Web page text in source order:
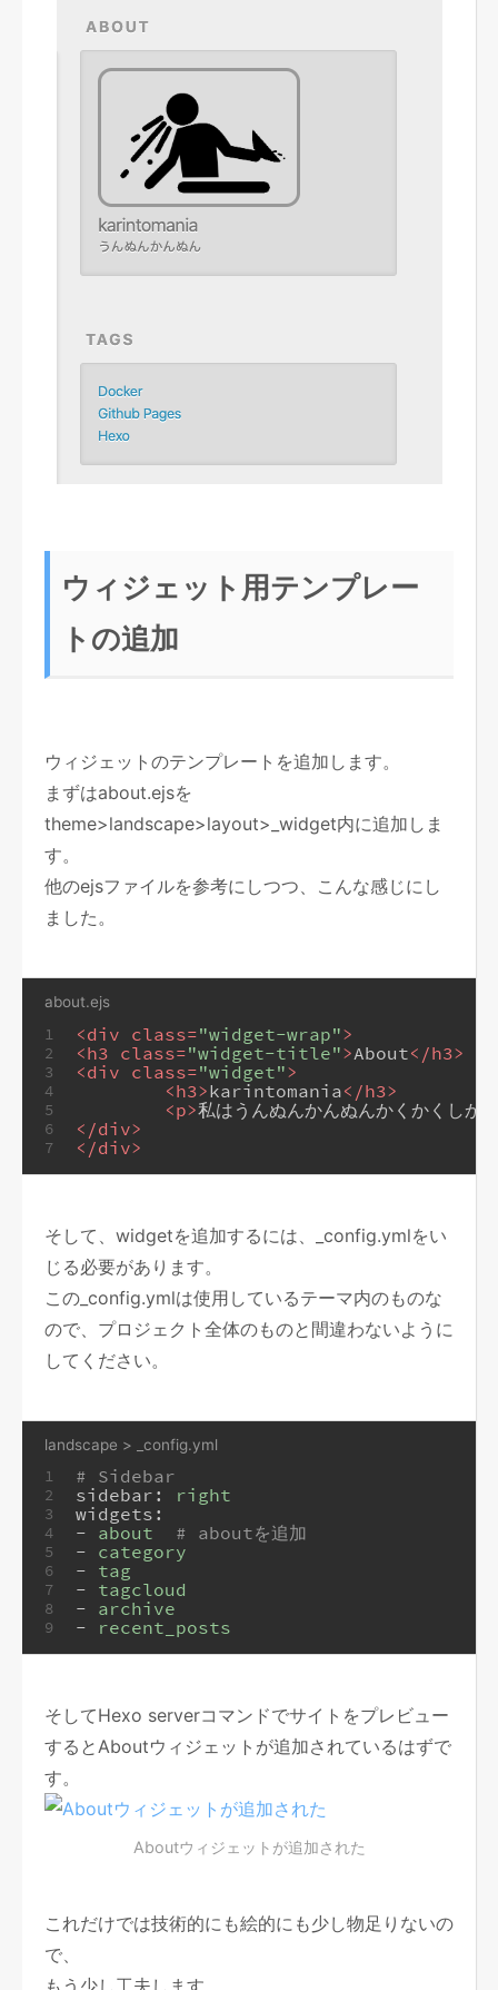
ウィジェット用テンプレー
トの追加
ウィジェットのテンプレートを追加します。
まずはabout.ejsを
theme>landscape>layout>_widget内に追加しま
す。
他のejsファイルを参考にしつつ、こんな感じにし
ました。
about.ejs
1
2
3
4
5
6
7
<div class="widget-wrap">
<h3 class="widget-title">About</h3>
<div class="widget">
<h3>karintomania</h3>
<p>私はうんぬんかんぬんかくかくしか
</div>
</div>
そして、widgetを追加するには、_config.ymlをい
じる必要があります。
この_config.ymlは使用しているテーマ内のものな
ので、プロジェクト全体のものと間違わないように
してください。
landscape > _config.yml
1
2
3
4
5
6
7
8
9
# Sidebar
sidebar:
right
widgets:
- about
# aboutを追加
- category
- tag
- tagcloud
- archive
-
recent_posts
そしてHexo serverコマンドでサイトをプレビュー
するとAboutウィジェットが追加されているはずで
す。
Aboutウィジェットが追加された
これだけでは技術的にも絵的にも少し物足りないの
で、